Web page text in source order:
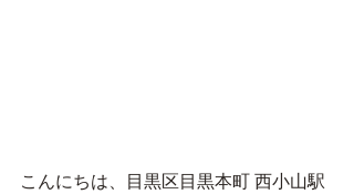
こんにちは、目黒区目黒本町 西小山駅